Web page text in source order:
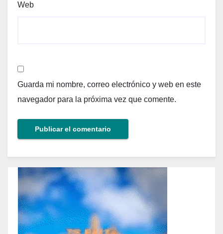
Web
Guarda mi nombre, correo electrónico y web en este
navegador para la próxima vez que comente.